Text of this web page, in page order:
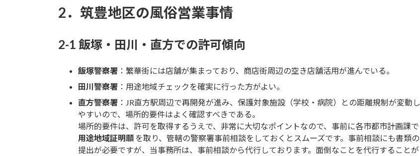
2．筑豊地区の風俗営業事情
2-1 飯塚・田川・直方での許可傾向
飯塚警察署 ：繁華街には店舗が集まっており、商店街周辺の空き店舗活用が進んでいる。
田川警察署 ：用途地域チェックを確実に行った方がよい。
直方警察署 ：JR直方駅周辺で再開発が進み、保護対象施設（学校・病院）との距離規制が変動し
やすいので、場所的要件はよく確認すべきである。
場所的要件は、許可を取得するうえで、非常に大切なポイントなので、事前に各市都市計画課で
用途地域証明願 を取り、管轄の警察署事前相談をしておくとスムーズです。事前相談にも書類の
提出が必要ですが、当事務所は、事前相談から代行しております。面倒なことを代行することが